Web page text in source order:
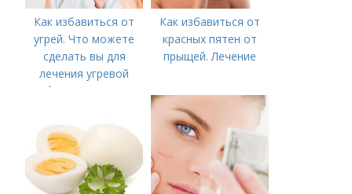
Как избавиться от
угрей. Что можете
сделать вы для
лечения угревой
болезни (акне)
Как избавиться от
красных пятен от
прыщей. Лечение